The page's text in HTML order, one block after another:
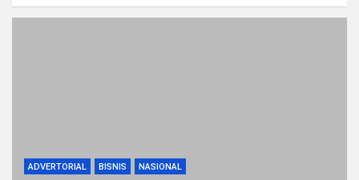
ADVERTORIAL BISNIS NASIONAL